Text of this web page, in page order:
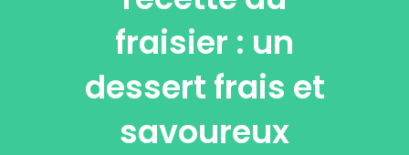
fraisier : un
dessert frais et
savoureux